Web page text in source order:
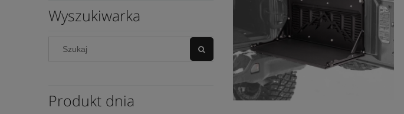
Wyszukiwarka
Produkt dnia